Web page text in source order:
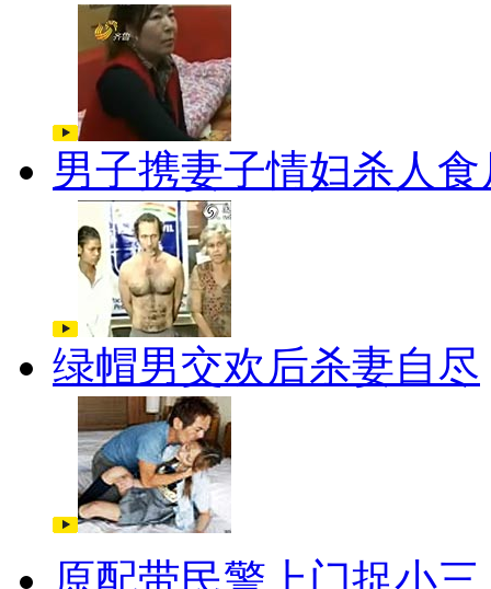
男子携妻子情妇杀人食
绿帽男交欢后杀妻自尽